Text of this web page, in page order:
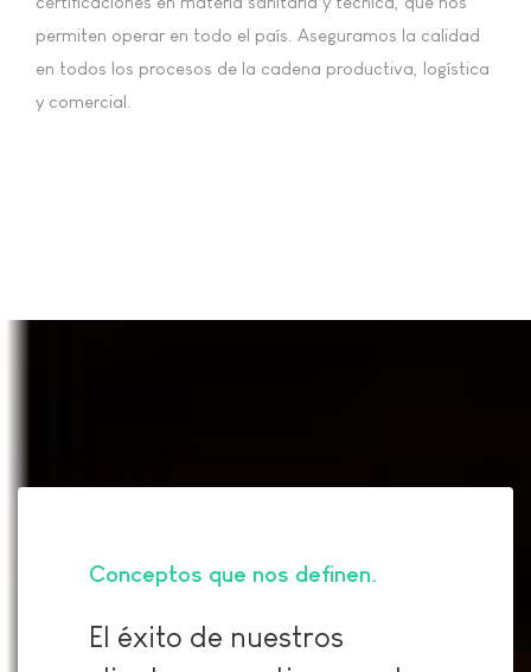
permiten operar en todo el país. Aseguramos la calidad
en todos los procesos de la cadena productiva, logística
y comercial.
Conceptos que nos definen
El éxito de nuestros